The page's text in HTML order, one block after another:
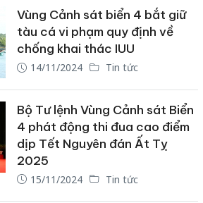
Vùng Cảnh sát biển 4 bắt giữ
tàu cá vi phạm quy định về
chống khai thác IUU
14/11/2024 Tin tức
Bộ Tư lệnh Vùng Cảnh sát Biển
4 phát động thi đua cao điểm
dịp Tết Nguyên đán Ất Tỵ
2025
15/11/2024 Tin tức